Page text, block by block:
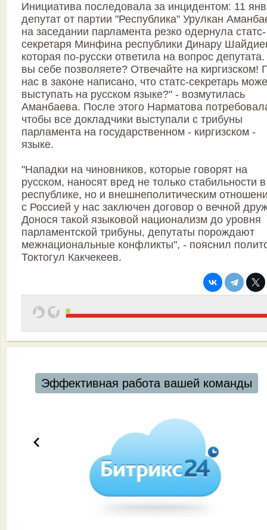
Инициатива последовала за инцидентом: 11
депутат от партии "Республика" Урулкан
на заседании парламента резко одернула статс-
секретаря Минфина республики Динару
которая по-русски ответила на вопрос
вы себе позволяете? Отвечайте на киргизском!
нас в законе написано, что статс-секретарь
выступать на русском языке?" - возмутилась
Аманбаева. После этого Нарматова
чтобы все докладчики выступали с трибуны
парламента на государственном - киргизском -
языке.
"Нападки на чиновников, которые говорят на
русском, наносят вред не только стабильности в
республике, но и внешнеполитическим
с Россией у нас заключен договор о вечной
Донося такой языковой национализм до уровня
парламентской трибуны, депутаты порождают
межнациональные конфликты", - пояснил
Токтогул Какчекеев.
Эффективная работа вашей команды